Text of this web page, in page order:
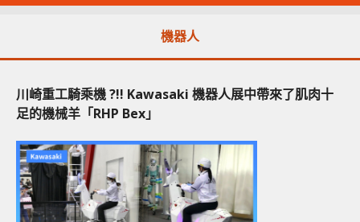
機器人
川崎重工騎乘機 ?!! Kawasaki 機器人展中帶來了肌肉十
足的機械羊「RHP Bex」